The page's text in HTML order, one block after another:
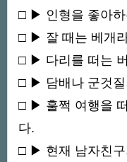
□ ▶ 인형을 좋아하
□ ▶ 잘 때는 베개
□ ▶ 다리를 떠는
□ ▶ 담배나 군것질
□ ▶ 훌쩍 여행을
다.
□ ▶ 현재 남자친구